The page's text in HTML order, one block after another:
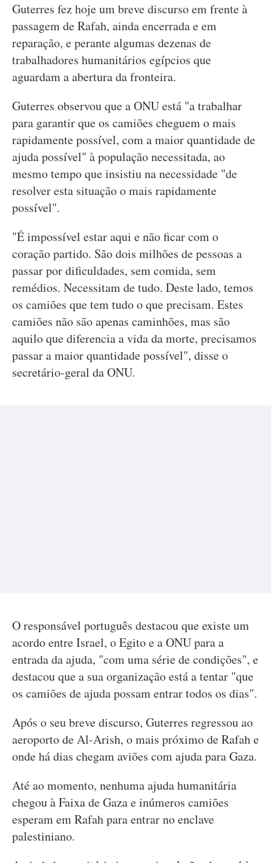
Guterres fez hoje um breve discurso em frente à
passagem de Rafah, ainda encerrada e em
reparação, e perante algumas dezenas de
trabalhadores humanitários egípcios que
aguardam a abertura da fronteira.
Guterres observou que a ONU está "a trabalhar
para garantir que os camiões cheguem o mais
rapidamente possível, com a maior quantidade de
ajuda possível" à população necessitada, ao
mesmo tempo que insistiu na necessidade "de
resolver esta situação o mais rapidamente
possível".
"É impossível estar aqui e não ficar com o
coração partido. São dois milhões de pessoas a
passar por dificuldades, sem comida, sem
remédios. Necessitam de tudo. Deste lado, temos
os camiões que tem tudo o que precisam. Estes
camiões não são apenas caminhões, mas são
aquilo que diferencia a vida da morte, precisamos
passar a maior quantidade possível", disse o
secretário-geral da ONU.
O responsável português destacou que existe um
acordo entre Israel, o Egito e a ONU para a
entrada da ajuda, "com uma série de condições", e
destacou que a sua organização está a tentar "que
os camiões de ajuda possam entrar todos os dias".
Após o seu breve discurso, Guterres regressou ao
aeroporto de Al-Arish, o mais próximo de Rafah e
onde há dias chegam aviões com ajuda para Gaza.
Até ao momento, nenhuma ajuda humanitária
chegou à Faixa de Gaza e inúmeros camiões
esperam em Rafah para entrar no enclave
palestiniano.